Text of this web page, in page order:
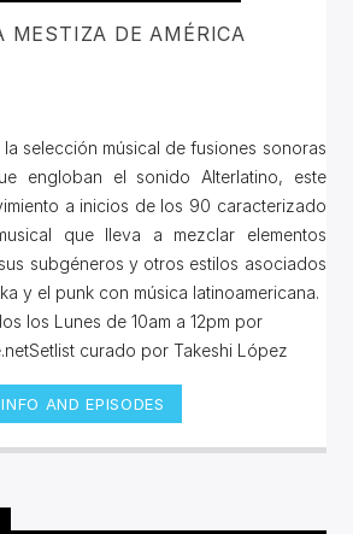
MESTIZA DE AMÉRICA
selección músical de fusiones sonoras
engloban el sonido Alterlatino, este
a inicios de los 90 caracterizado
que lleva a mezclar elementos
subgéneros y otros estilos asociados
y el punk con música latinoamericana.
los Lunes de 10am a 12pm por
curado por Takeshi López
INFO AND EPISODES